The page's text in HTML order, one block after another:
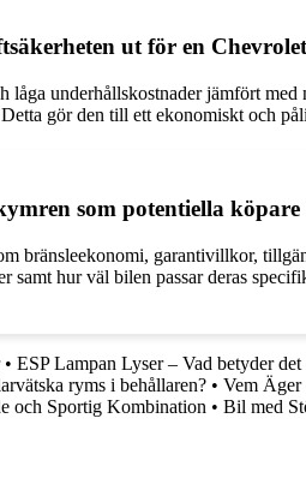
ut för en
underhållskostnader jämfört
gör den till ett ekonomiskt och
som potentiella
bränsleekonomi, garantivillkor,
samt hur väl bilen passar deras
• ESP Lampan Lyser – Vad betyder
ryms i behållaren? • Vem Äger
och Sportig Kombination • Bil med